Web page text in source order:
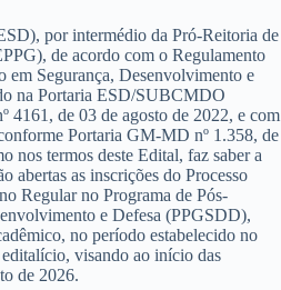
por intermédio da Pró-Reitoria de
de acordo com o Regulamento
em Segurança, Desenvolvimento e
na Portaria ESD/SUBCMDO
de 03 de agosto de 2022, e com
Portaria GM-MD nº 1.358, de
nos termos deste Edital, faz saber a
abertas as inscrições do Processo
Regular no Programa de Pós-
e Defesa (PPGSDD),
no período estabelecido no
visando ao início das
de 2026.